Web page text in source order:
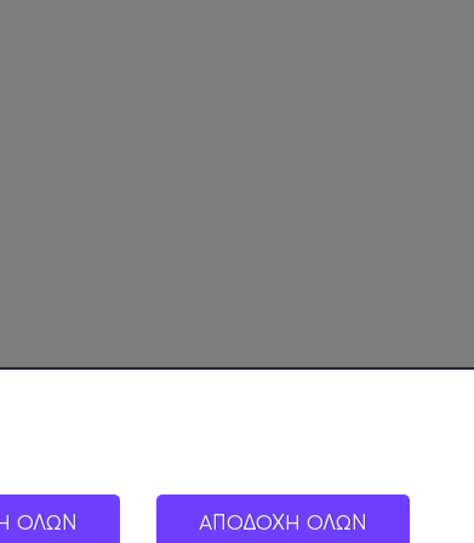
ΟΛΩΝ ΑΠΟΔΟΧΗ ΟΛΩΝ